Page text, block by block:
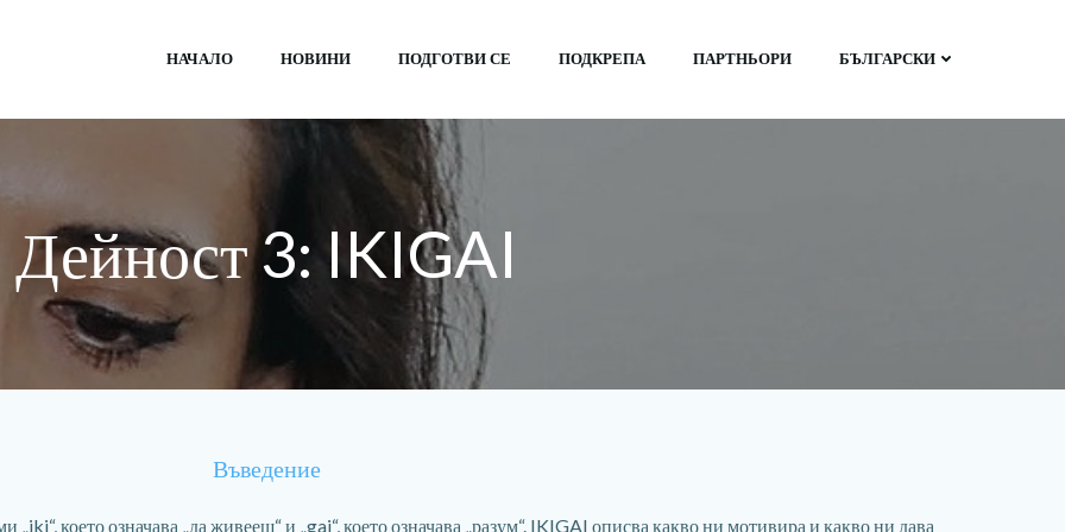
НАЧАЛО НОВИНИ ПОДГОТВИ СЕ ПОДКРЕПА ПАРТНЬОРИ БЪЛГАРСКИ
Дейност 3: IKIGAI
Въведение
което означава „да живееш“ и „gai“, което означава „разум“. IKIGAI описва какво ни мотивира и какво ни дава